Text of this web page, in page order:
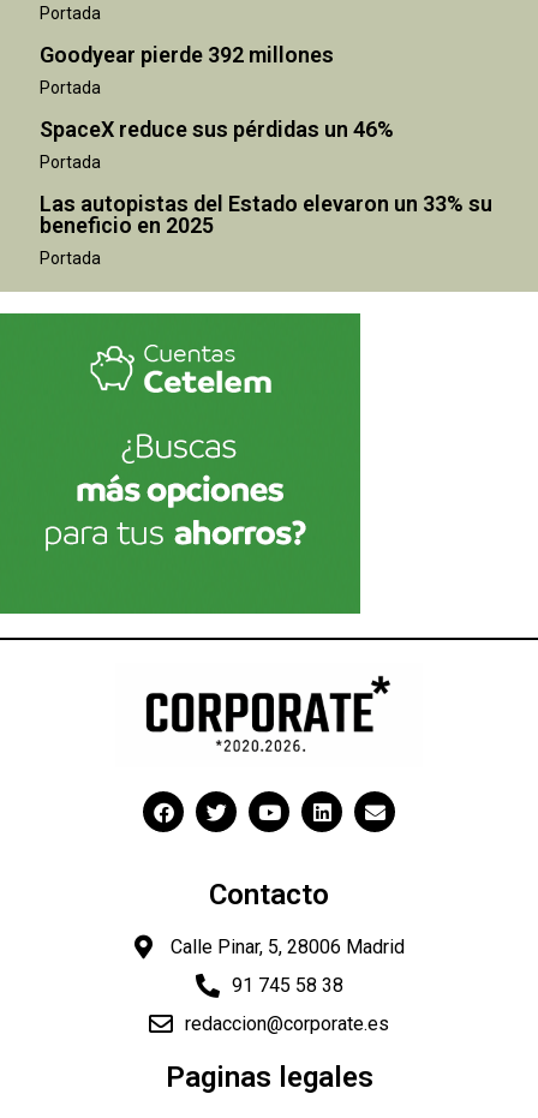
Portada
Goodyear pierde 392 millones
Portada
SpaceX reduce sus pérdidas un 46%
Portada
Las autopistas del Estado elevaron un 33% su
beneficio en 2025
Portada
Contacto
Calle Pinar, 5, 28006 Madrid
91 745 58 38
redaccion@corporate.es
Paginas legales